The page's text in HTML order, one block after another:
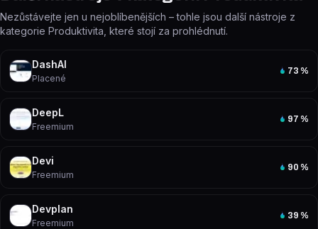
Nezůstávejte jen u nejoblíbenějších – tohle jsou další nástroje z
kategorie Produktivita, které stojí za prohlédnutí.
DashAI
Placené
73 %
DeepL
Freemium
97 %
Devi
Freemium
90 %
Devplan
Freemium
39 %